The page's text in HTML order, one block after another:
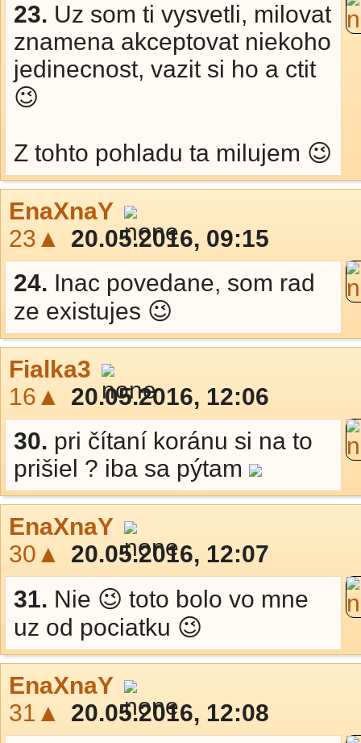
23. Uz som ti vysvetli, milovat
znamena akceptovat niekoho
jedinecnost, vazit si ho a ctit
😉
Z tohto pohladu ta milujem 😉
EnaXnaY
23▲
20.05.2016, 09:15
24. Inac povedane, som rad
ze existujes 😉
Fialka3
16▲
20.05.2016, 12:06
30. pri čítaní koránu si na to
prišiel ? iba sa pýtam
EnaXnaY
30▲
20.05.2016, 12:07
31. Nie 😉 toto bolo vo mne
uz od pociatku 😉
EnaXnaY
31▲
20.05.2016, 12:08